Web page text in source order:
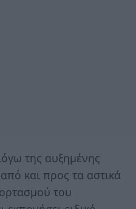
της αυξημένης
και προς τα αστικά
του